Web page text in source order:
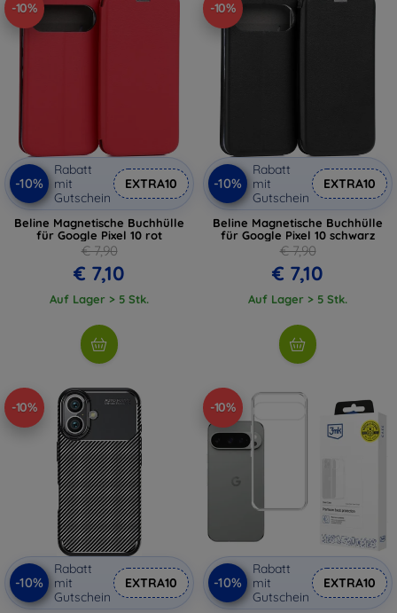
-10%
-10%
Rabatt
mit
Gutschein
EXTRA10
Beline Magnetische Buchhülle
für Google Pixel 10 rot
€ 7,90
€ 7,10
Auf Lager > 5 Stk.
-10%
-10%
Rabatt
mit
Gutschein
EXTRA10
Beline Magnetische Buchhülle
für Google Pixel 10 schwarz
€ 7,90
€ 7,10
Auf Lager > 5 Stk.
-10%
-10%
Rabatt
mit
Gutschein
EXTRA10
-10%
-10%
Rabatt
mit
Gutschein
EXTRA10